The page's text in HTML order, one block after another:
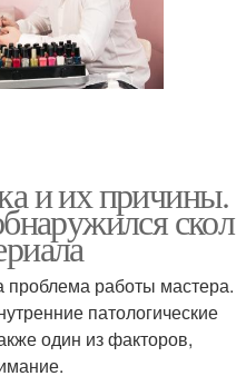
и их причины.
скол
проблема работы мастера.
патологические
один из факторов,